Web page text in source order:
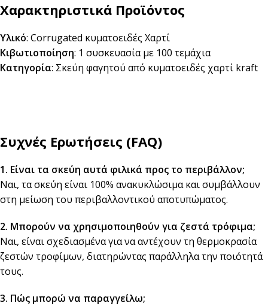
Χαρακτηριστικά Προϊόντος
Υλικό: Corrugated κυματοειδές Χαρτί
Κιβωτιοποίηση: 1 συσκευασία με 100 τεμάχια
Κατηγορία: Σκεύη φαγητού από κυματοειδές χαρτί kraft
Συχνές Ερωτήσεις (FAQ)
1. Είναι τα σκεύη αυτά φιλικά προς το περιβάλλον;
Ναι, τα σκεύη είναι 100% ανακυκλώσιμα και συμβάλλουν
στη μείωση του περιβαλλοντικού αποτυπώματος.
2. Μπορούν να χρησιμοποιηθούν για ζεστά τρόφιμα;
Ναι, είναι σχεδιασμένα για να αντέχουν τη θερμοκρασία
ζεστών τροφίμων, διατηρώντας παράλληλα την ποιότητά
τους.
3. Πώς μπορώ να παραγγείλω;